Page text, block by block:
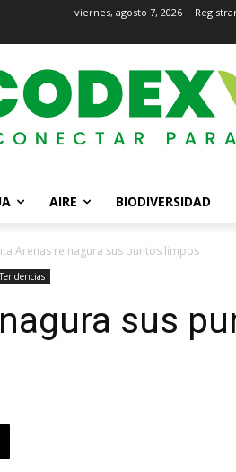
viernes, agosto 7, 2026
AIRE BIODIVERSIDAD
Arenas reinagura sus puntos limpos
Tendencias
sus